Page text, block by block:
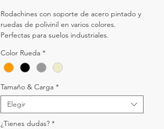
Rodachines con soporte de acero pintado y
ruedas de polivinil en varios colores.
Perfectas para suelos industriales.
Color Rueda *
Tamaño & Carga *
Elegir
¿Tienes dudas? *